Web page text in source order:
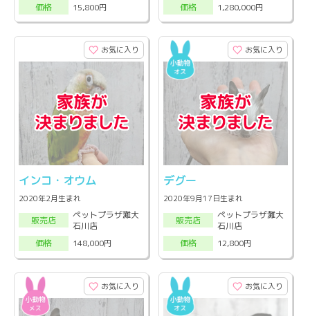
価格
15,800円
価格
1,280,000円
お気に入り
インコ・オウム
2020年2月生まれ
販売店
ペットプラザ灘大
石川店
価格
148,000円
お気に入り
デグー
2020年9月17日生まれ
販売店
ペットプラザ灘大
石川店
価格
12,800円
お気に入り お気に入り